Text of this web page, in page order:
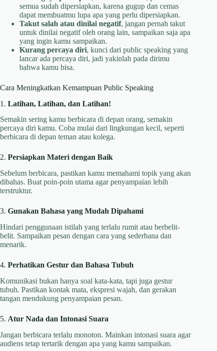
semua sudah dipersiapkan, karena gugup dan cemas
dapat membuatmu lupa apa yang perlu dipersiapkan.
Takut salah atau dinilai negatif, jangan pernah takut
untuk dinilai negatif oleh orang lain, sampaikan saja apa
yang ingin kamu sampaikan.
Kurang percaya diri, kunci dari public speaking yang
lancar ada percaya diri, jadi yakinlah pada dirimu
bahwa kamu bisa.
Cara Meningkatkan Kemampuan Public Speaking
1. Latihan, Latihan, dan Latihan!
Semakin sering kamu berbicara di depan orang, semakin
percaya diri kamu. Coba mulai dari lingkungan kecil, seperti
berbicara di depan teman atau kolega.
2. Persiapkan Materi dengan Baik
Sebelum berbicara, pastikan kamu memahami topik yang akan
dibahas. Buat poin-poin utama agar penyampaian lebih
terstruktur.
3. Gunakan Bahasa yang Mudah Dipahami
Hindari penggunaan istilah yang terlalu rumit atau berbelit-
belit. Sampaikan pesan dengan cara yang sederhana dan
menarik.
4. Perhatikan Gestur dan Bahasa Tubuh
Komunikasi bukan hanya soal kata-kata, tapi juga gestur
tubuh. Pastikan kontak mata, ekspresi wajah, dan gerakan
tangan mendukung penyampaian pesan.
5. Atur Nada dan Intonasi Suara
Jangan berbicara terlalu monoton. Mainkan intonasi suara agar
audiens tetap tertarik dengan apa yang kamu sampaikan.